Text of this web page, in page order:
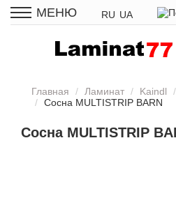
МЕНЮ RU UA
Главная Ламинат Kaindl
Сосна MULTISTRIP BARN
Сосна MULTISTRIP